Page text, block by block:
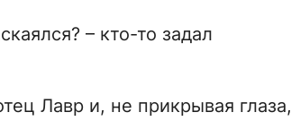
– кто-то задал
Лавр и, не прикрывая глаза,